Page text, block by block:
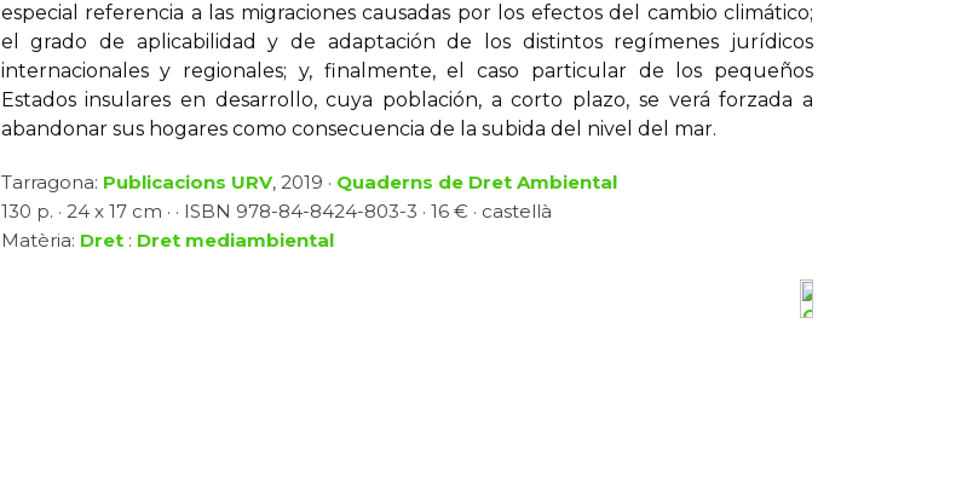
especial referencia a las migraciones causadas por los efectos del cambio climático;
el grado de aplicabilidad y de adaptación de los distintos regímenes jurídicos
internacionales y regionales; y, finalmente, el caso particular de los pequeños
Estados insulares en desarrollo, cuya población, a corto plazo, se verá forzada a
abandonar sus hogares como consecuencia de la subida del nivel del mar.
Tarragona: Publicacions URV, 2019 · Quaderns de Dret Ambiental
130 p. · 24 x 17 cm · · ISBN 978-84-8424-803-3 · 16 € · castellà
Matèria: Dret: Dret mediambiental